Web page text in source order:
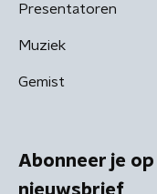
Presentatoren
Muziek
Gemist
Abonneer je
nieuwsbrief